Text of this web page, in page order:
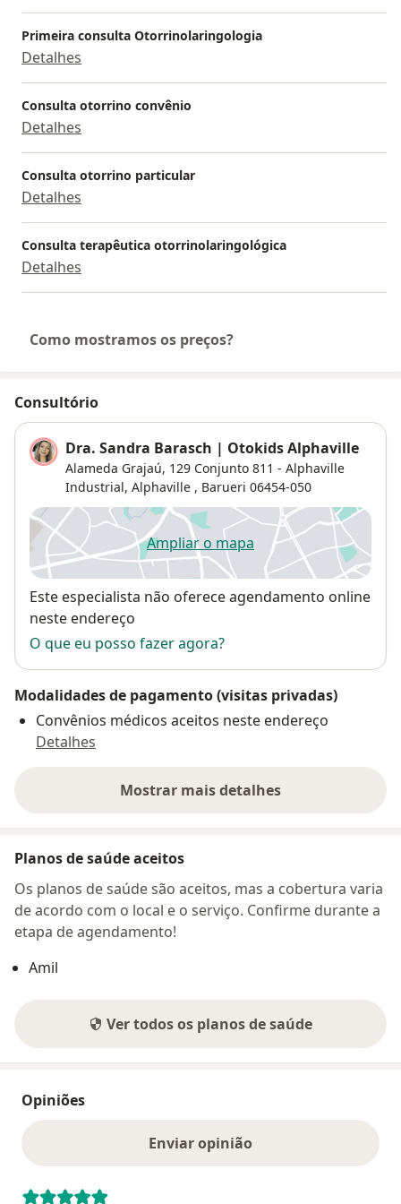
Psicanalítica pelo Instituto Sedes Sapientiae- SP.
Atualmente estou cursando Mestrado em
foco principal dos estudos, as funções cognitivas
cerebelares e assuntos relacionados a neurociências
do desenvolvimento da linguagem oral e escrita.
Primeira consulta Otorrinolaringologia
Detalhes
Consulta otorrino convênio
Detalhes
Consulta otorrino particular
Detalhes
Consulta terapêutica otorrinolaringológica
Detalhes
Como mostramos os preços?
Consultório
Dra. Sandra Barasch | Otokids Alphaville
Alameda Grajaú, 129 Conjunto 811 - Alphaville
Industrial, Alphaville , Barueri 06454-050
Ampliar o mapaabre num novo separador
Disponibilidade
Este especialista não oferece agendamento online
neste endereço
O que eu posso fazer agora?
Modalidades de pagamento (visitas privadas)
Convênios médicos aceitos neste endereço
Detalhes
Mostrar mais detalhes
sobre o endereço
Planos de saúde aceitos
Os planos de saúde são aceitos, mas a cobertura varia
de acordo com o local e o serviço. Confirme durante a
etapa de agendamento!
Amil
Ver todos os planos de saúde
Opiniões
Enviar opinião